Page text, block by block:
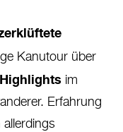
Kanutour über
Highlights im
Erfahrung